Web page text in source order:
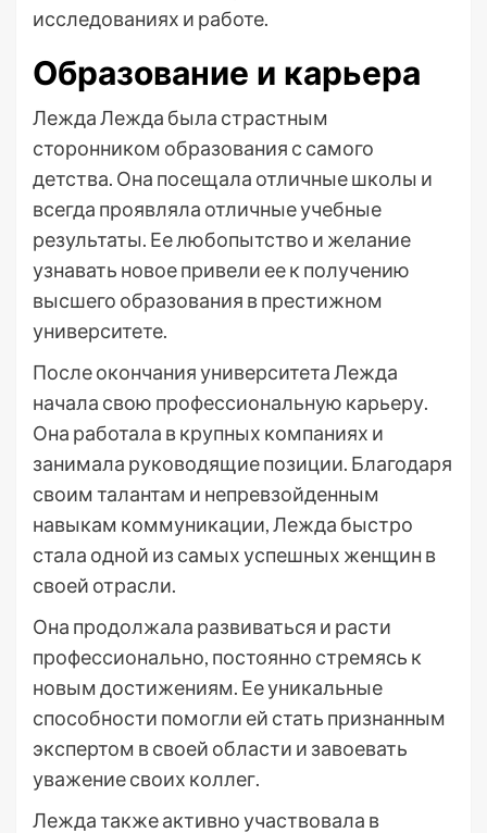
исследованиях и работе.
Образование и карьера
Лежда Лежда была страстным
сторонником образования с самого
детства. Она посещала отличные школы и
всегда проявляла отличные учебные
результаты. Ее любопытство и желание
узнавать новое привели ее к получению
высшего образования в престижном
университете.
После окончания университета Лежда
начала свою профессиональную карьеру.
Она работала в крупных компаниях и
занимала руководящие позиции. Благодаря
своим талантам и непревзойденным
навыкам коммуникации, Лежда быстро
стала одной из самых успешных женщин в
своей отрасли.
Она продолжала развиваться и расти
профессионально, постоянно стремясь к
новым достижениям. Ее уникальные
способности помогли ей стать признанным
экспертом в своей области и завоевать
уважение своих коллег.
Лежда также активно участвовала в